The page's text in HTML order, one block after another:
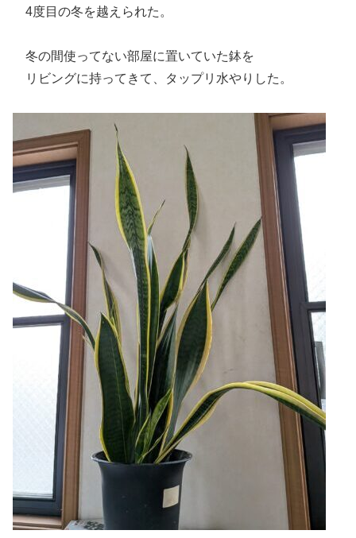
4度目の冬を越えられた。
冬の間使ってない部屋に置いていた鉢を
リビングに持ってきて、タップリ水やりした。